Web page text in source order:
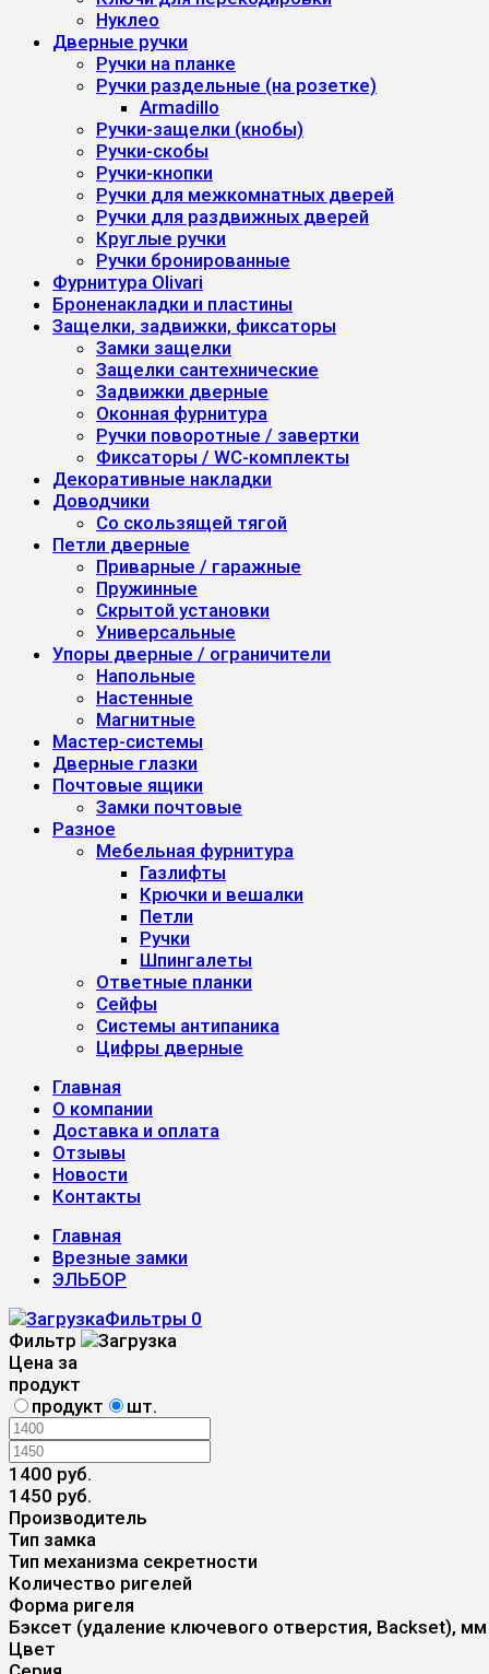
Нуклео
Дверные ручки
Ручки на планке
Ручки раздельные (на розетке)
Armadillo
Ручки-защелки (кнобы)
Ручки-скобы
Ручки-кнопки
Ручки для межкомнатных дверей
Ручки для раздвижных дверей
Круглые ручки
Ручки бронированные
Фурнитура Olivari
Броненакладки и пластины
Защелки, задвижки, фиксаторы
Замки защелки
Защелки сантехнические
Задвижки дверные
Оконная фурнитура
Ручки поворотные / завертки
Фиксаторы / WC-комплекты
Декоративные накладки
Доводчики
Со скользящей тягой
Петли дверные
Приварные / гаражные
Пружинные
Скрытой установки
Универсальные
Упоры дверные / ограничители
Напольные
Настенные
Магнитные
Мастер-системы
Дверные глазки
Почтовые ящики
Замки почтовые
Разное
Мебельная фурнитура
Газлифты
Крючки и вешалки
Петли
Ручки
Шпингалеты
Ответные планки
Сейфы
Системы антипаника
Цифры дверные
Главная
О компании
Доставка и оплата
Отзывы
Новости
Контакты
Главная
Врезные замки
ЭЛЬБОР
Фильтры 0
Фильтр
Цена за
продукт
продукт
шт.
1400 руб.
1450 руб.
Производитель
Тип замка
Тип механизма секретности
Количество ригелей
Форма ригеля
Бэксет (удаление ключевого отверстия, Backset), мм
Цвет